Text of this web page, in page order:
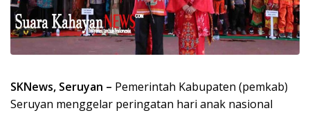
SKNews, Seruyan – Pemerintah Kabupaten (pemkab)
Seruyan menggelar peringatan hari anak nasional